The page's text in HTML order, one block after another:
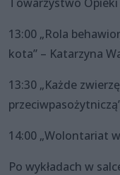
13:00 „Rola
kota” – Katarzyna
13:30 „Każde
14:00 „Wolontariat
Po wykładach w